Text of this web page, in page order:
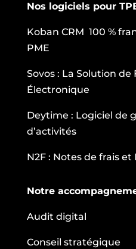
Nos logiciels pour
Koban CRM 100 %
PME
Sovos : La Solution
Électronique
Deytime : Logiciel de
d’activités
N2F : Notes de frais et
Notre
Audit digital
Conseil stratégique